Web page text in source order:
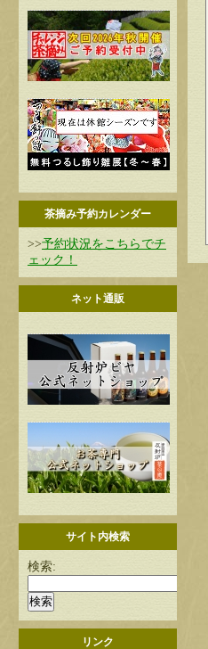
茶摘み予約カレンダー
>>予約状況をこちらでチ
ェック！
ネット通販
サイト内検索
検索:
リンク